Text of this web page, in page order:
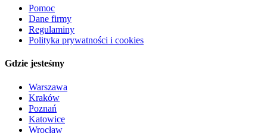
Pomoc
Dane firmy
Regulaminy
Polityka prywatności i cookies
Gdzie jesteśmy
Warszawa
Kraków
Poznań
Katowice
Wrocław